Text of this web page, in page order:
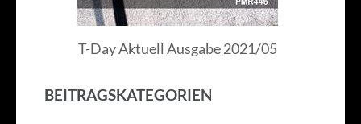
T-Day Aktuell Ausgabe 2021/05
BEITRAGSKATEGORIEN